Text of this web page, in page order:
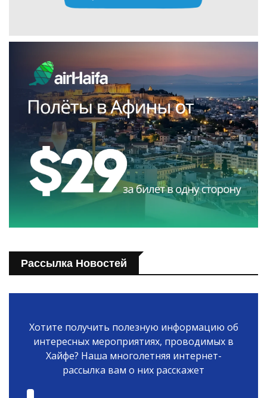
Рассылка Новостей
Хотите получить полезную информацию об
интересных мероприятиях, проводимых в
Хайфе? Наша многолетняя интернет-
рассылка вам о них расскажет